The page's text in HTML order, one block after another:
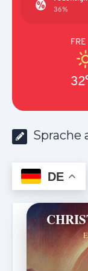
36%
FRE
Sprache
DE